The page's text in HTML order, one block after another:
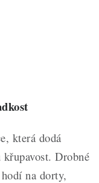
která dodá
Drobné
na dorty,